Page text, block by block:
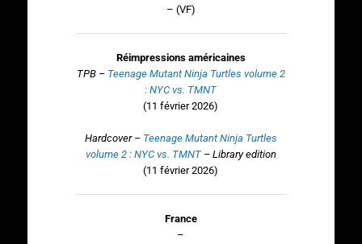
– (VF)
Réimpressions américaines
TPB – Teenage Mutant Ninja Turtles volume 2
: NYC vs. TMNT
(11 février 2026)
Hardcover – Teenage Mutant Ninja Turtles
volume 2 : NYC vs. TMNT– Library edition
(11 février 2026)
France
–